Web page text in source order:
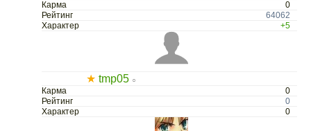
Карма
0
Рейтинг
64062
Характер
+5
★ tmp05 ○
Карма
0
Рейтинг
0
Характер
0